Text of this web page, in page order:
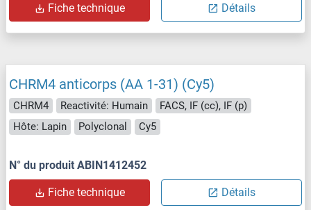
Fiche technique Détails
CHRM4 anticorps (AA 1-31) (Cy5)
CHRM4 Reactivité: Humain
FACS, IF (cc), IF (p)
Hôte: Lapin
Polyclonal Cy5
N° du produit ABIN1412452
Fiche technique Détails